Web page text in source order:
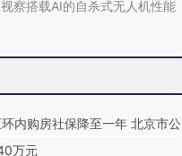
察搭载AI的自杀式无人机性能
内购房社保降至一年 北京市公
万元